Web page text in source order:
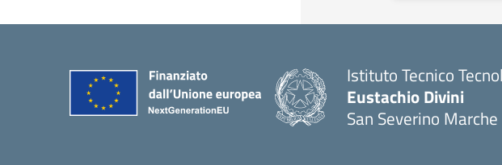
Istituto Tecnico
Eustachio Divini
San Severino Marche